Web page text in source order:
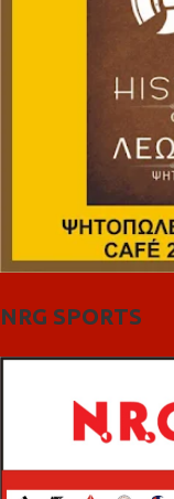
NRG SPORTS